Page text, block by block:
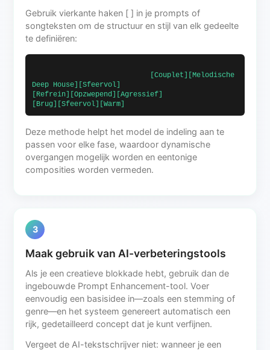
Gebruik vierkante haken [ ] in je prompts of
songteksten om de structuur en stijl van elk gedeelte
te definiëren:
Deep House][Sfeervol]
[Refrein][Opzwepend][Agressief]
[Brug][Sfeervol][Warm]
Deze methode helpt het model de indeling aan te
passen voor elke fase, waardoor dynamische
overgangen mogelijk worden en eentonige
composities worden vermeden.
3
Maak gebruik van AI-verbeteringstools
Als je een creatieve blokkade hebt, gebruik dan de
ingebouwde Prompt Enhancement-tool. Voer
eenvoudig een basisidee in—zoals een stemming of
genre—en het systeem genereert automatisch een
rijk, gedetailleerd concept dat je kunt verfijnen.
Vergeet de AI-tekstschrijver niet: wanneer je een